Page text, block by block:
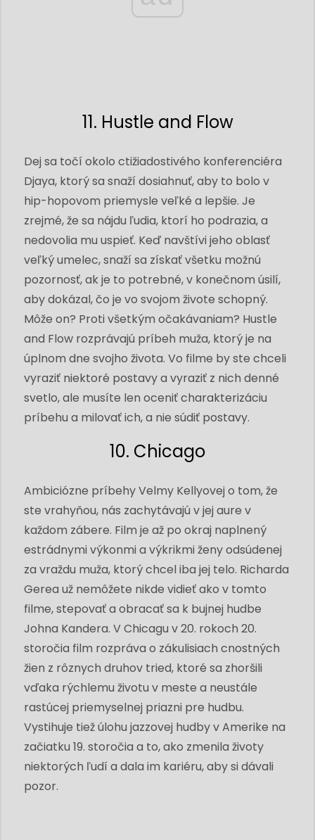
11. Hustle and Flow
Dej sa točí okolo ctižiadostivého konferenciéra
Djaya, ktorý sa snaží dosiahnuť, aby to bolo v
hip-hopovom priemysle veľké a lepšie. Je
zrejmé, že sa nájdu ľudia, ktorí ho podrazia, a
nedovolia mu uspieť. Keď navštívi jeho oblasť
veľký umelec, snaží sa získať všetku možnú
pozornosť, ak je to potrebné, v konečnom úsilí,
aby dokázal, čo je vo svojom živote schopný.
Môže on? Proti všetkým očakávaniam? Hustle
and Flow rozprávajú príbeh muža, ktorý je na
úplnom dne svojho života. Vo filme by ste chceli
vyraziť niektoré postavy a vyraziť z nich denné
svetlo, ale musíte len oceniť charakterizáciu
príbehu a milovať ich, a nie súdiť postavy.
10. Chicago
Ambiciózne príbehy Velmy Kellyovej o tom, že
ste vrahyňou, nás zachytávajú v jej aure v
každom zábere. Film je až po okraj naplnený
estrádnymi výkonmi a výkrikmi ženy odsúdenej
za vraždu muža, ktorý chcel iba jej telo. Richarda
Gerea už nemôžete nikde vidieť ako v tomto
filme, stepovať a obracať sa k bujnej hudbe
Johna Kandera. V Chicagu v 20. rokoch 20.
storočia film rozpráva o zákulisiach cnostných
žien z rôznych druhov tried, ktoré sa zhoršili
vďaka rýchlemu životu v meste a neustále
rastúcej priemyselnej priazni pre hudbu.
Vystihuje tiež úlohu jazzovej hudby v Amerike na
začiatku 19. storočia a to, ako zmenila životy
niektorých ľudí a dala im kariéru, aby si dávali
pozor.